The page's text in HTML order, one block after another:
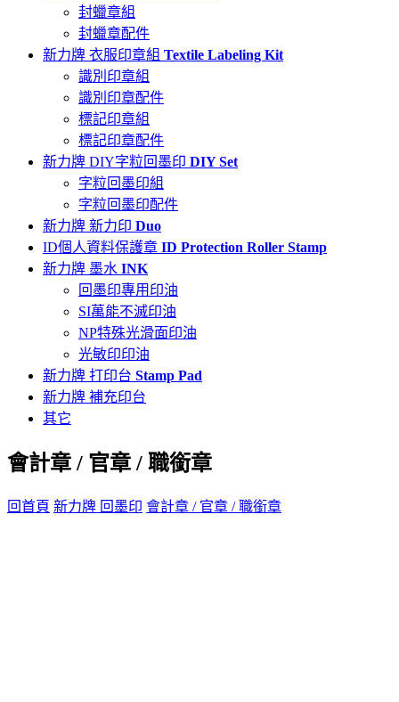
封蠟章組
封蠟章配件
新力牌 衣服印章組 Textile Labeling Kit
識別印章組
識別印章配件
標記印章組
標記印章配件
新力牌 DIY字粒回墨印 DIY Set
字粒回墨印組
字粒回墨印配件
新力牌 新力印 Duo
ID個人資料保護章 ID Protection Roller Stamp
新力牌 墨水 INK
回墨印專用印油
SI萬能不滅印油
NP特殊光滑面印油
光敏印印油
新力牌 打印台 Stamp Pad
新力牌 補充印台
其它
會計章 / 官章 / 職銜章
回首頁 新力牌 回墨印 會計章 / 官章 / 職銜章